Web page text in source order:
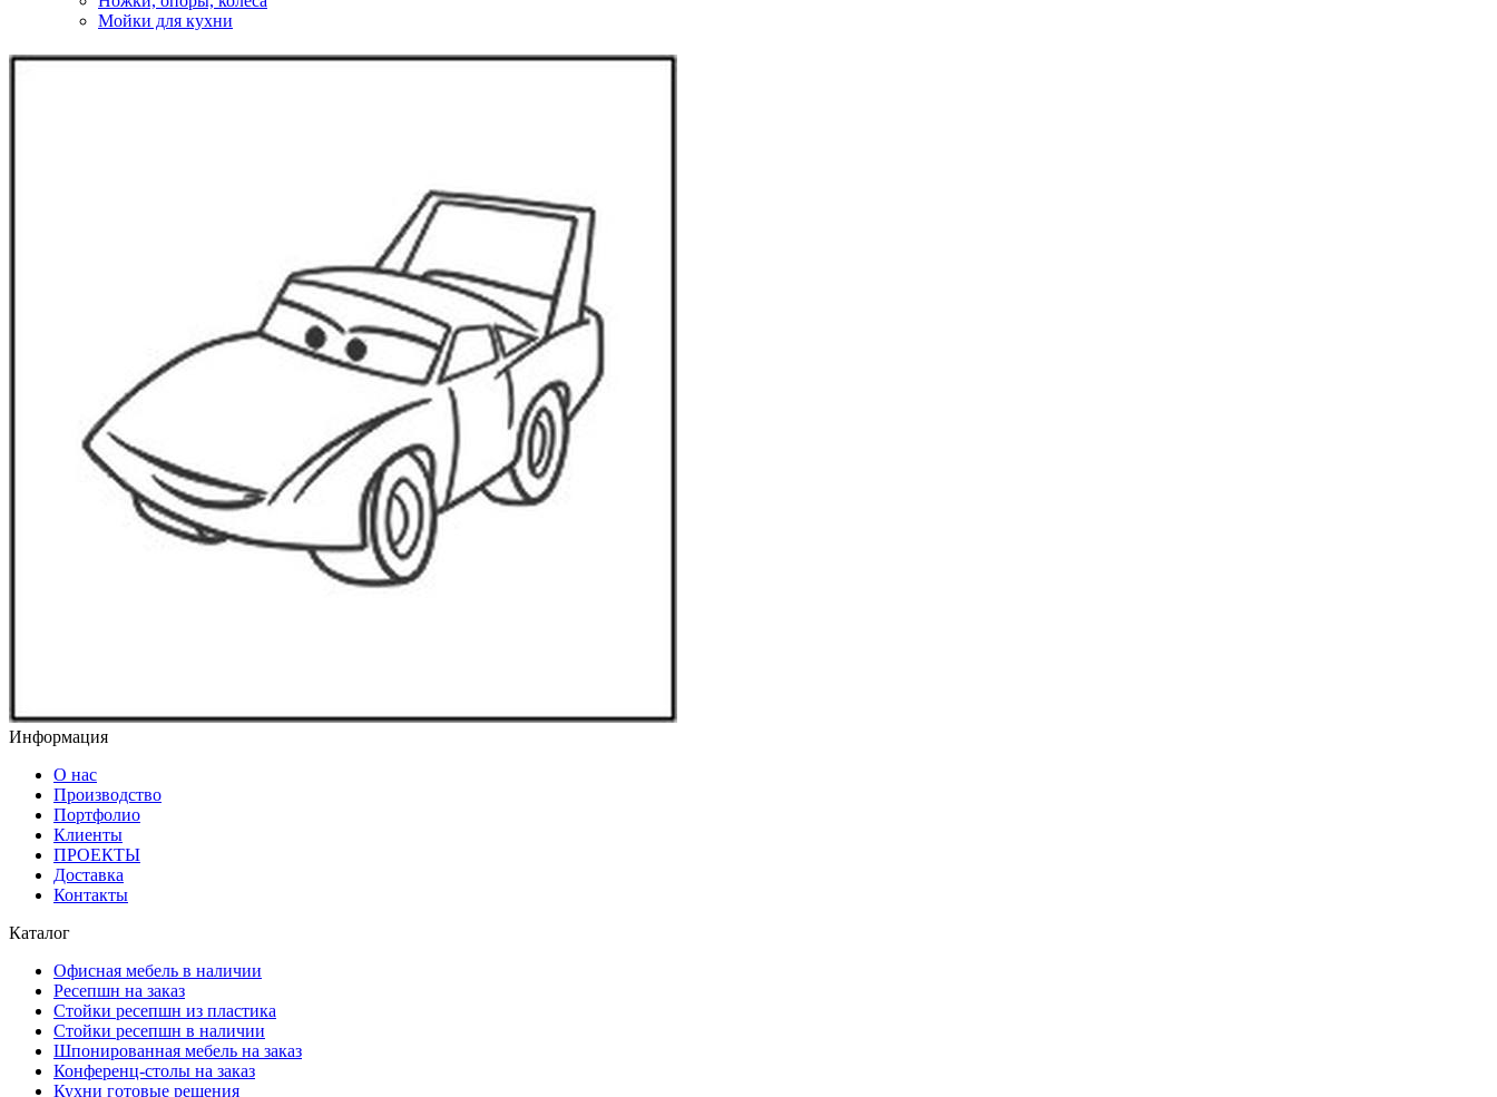
Мойки для кухни
Информация
О нас
Производство
Портфолио
Клиенты
ПРОЕКТЫ
Доставка
Контакты
Каталог
Офисная мебель в наличии
Ресепшн на заказ
Стойки ресепшн из пластика
Стойки ресепшн в наличии
Шпонированная мебель на заказ
Конференц-столы на заказ
Кухни готовые решения